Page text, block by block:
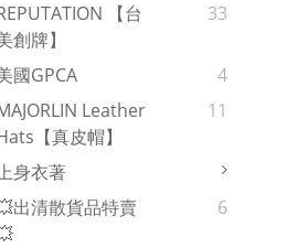
【台
創牌】
33
國GPCA
4
Leather
【真皮帽】
11
身衣著
出清散貨品特賣
6